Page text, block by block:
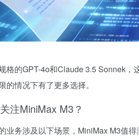
格的GPT-4o和Claude 3.5 Sonnek
的情况下有了更多选择。
注MiniMax M3？
业务涉及以下场景，MiniMax M3值